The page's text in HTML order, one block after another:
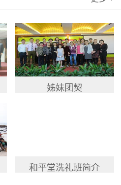
姊妹团契
和平堂洗礼班简介